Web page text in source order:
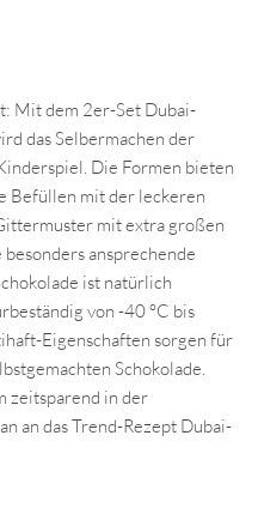
Mit dem 2er-Set Dubai-
das Selbermachen der
Die Formen bieten
Befüllen mit der leckeren
mit extra großen
ansprechende
ist natürlich
von -40 °C bis
Eigenschaften sorgen für
Schokolade.
zeitsparend in der
an das Trend-Rezept Dubai-